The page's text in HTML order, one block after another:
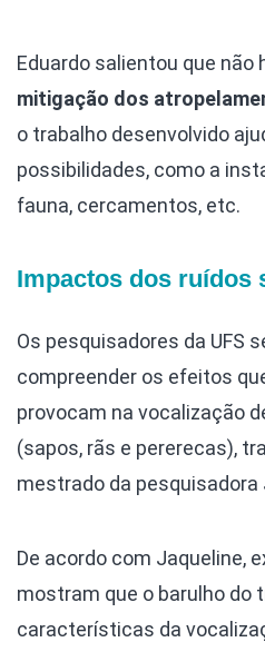
Eduardo salientou que não
mitigação dos
o trabalho desenvolvido
possibilidades, como a
fauna, cercamentos, etc.
Impactos dos ruídos
Os pesquisadores da UFS
compreender os efeitos
provocam na vocalização
(sapos, rãs e pererecas),
mestrado da pesquisadora
De acordo com Jaqueline,
mostram que o barulho do
características da